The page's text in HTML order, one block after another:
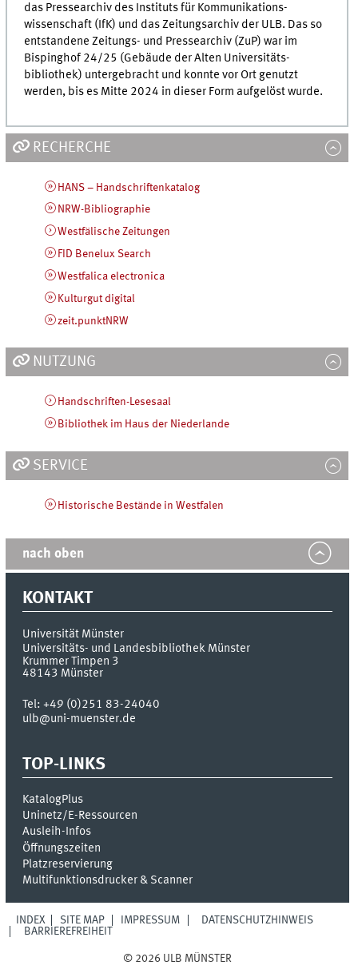
das Pressearchiv des Instituts für Kommunikations­
wissenschaft (IfK) und das Zeitungs­archiv der ULB. Das so
entstandene Zeitungs- und Pressearchiv (ZuP) war im
Bispinghof 24/25 (Gebäude der Alten Universitäts­
bibliothek) untergebracht und konnte vor Ort genutzt
werden, bis es Mitte 2024 in dieser Form aufgelöst wurde.
RECHERCHE
HANS – Handschriftenkatalog
NRW-Bibliographie
Westfälische Zeitungen
FID Benelux Search
Westfalica electronica
Kulturgut digital
zeit.punktNRW
NUTZUNG
Handschriften-Lesesaal
Bibliothek im Haus der Niederlande
SERVICE
Historische Bestände in Westfalen
nach oben
KONTAKT
Universität Münster
Universitäts- und Landesbibliothek Münster
Krummer Timpen 3
48143 Münster
Tel:+49 (0)251 83-24040
ulb@uni-muenster.de
TOP-LINKS
KatalogPlus
Uninetz/E-Ressourcen
Ausleih-Infos
Öffnungszeiten
Platzreservierung
Multifunktionsdrucker & Scanner
INDEX SITE MAP IMPRESSUM
DATENSCHUTZHINWEIS
BARRIEREFREIHEIT
© 2026 ULB MÜNSTER